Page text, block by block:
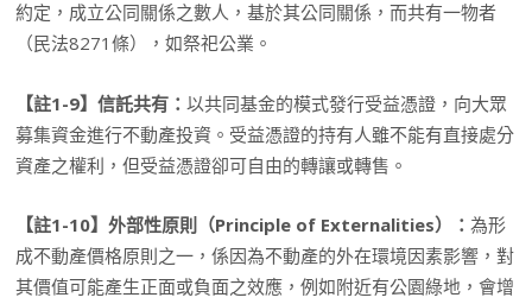
約定，成立公同關係之數人，基於其公同關係，而共有一物者
（民法8271條），如祭祀公業。
【註1-9】信託共有：以共同基金的模式發行受益憑證，向大眾
募集資金進行不動產投資。受益憑證的持有人雖不能有直接處分
資產之權利，但受益憑證卻可自由的轉讓或轉售。
【註1-10】外部性原則（Principle of Externalities）：為形
成不動產價格原則之一，係因為不動產的外在環境因素影響，對
其價值可能產生正面或負面之效應，例如附近有公園綠地，會增